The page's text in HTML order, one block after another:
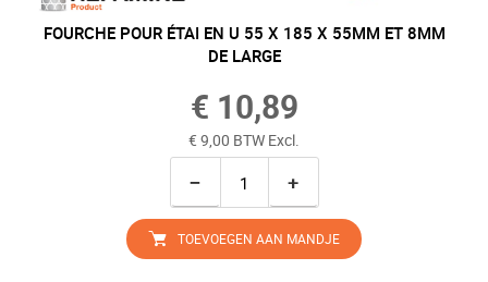
FOURCHE POUR ÉTAI EN U 55 X 185 X 55MM ET 8MM
DE LARGE
€ 10,89
€ 9,00 BTW Excl.
− +
TOEVOEGEN AAN MANDJE